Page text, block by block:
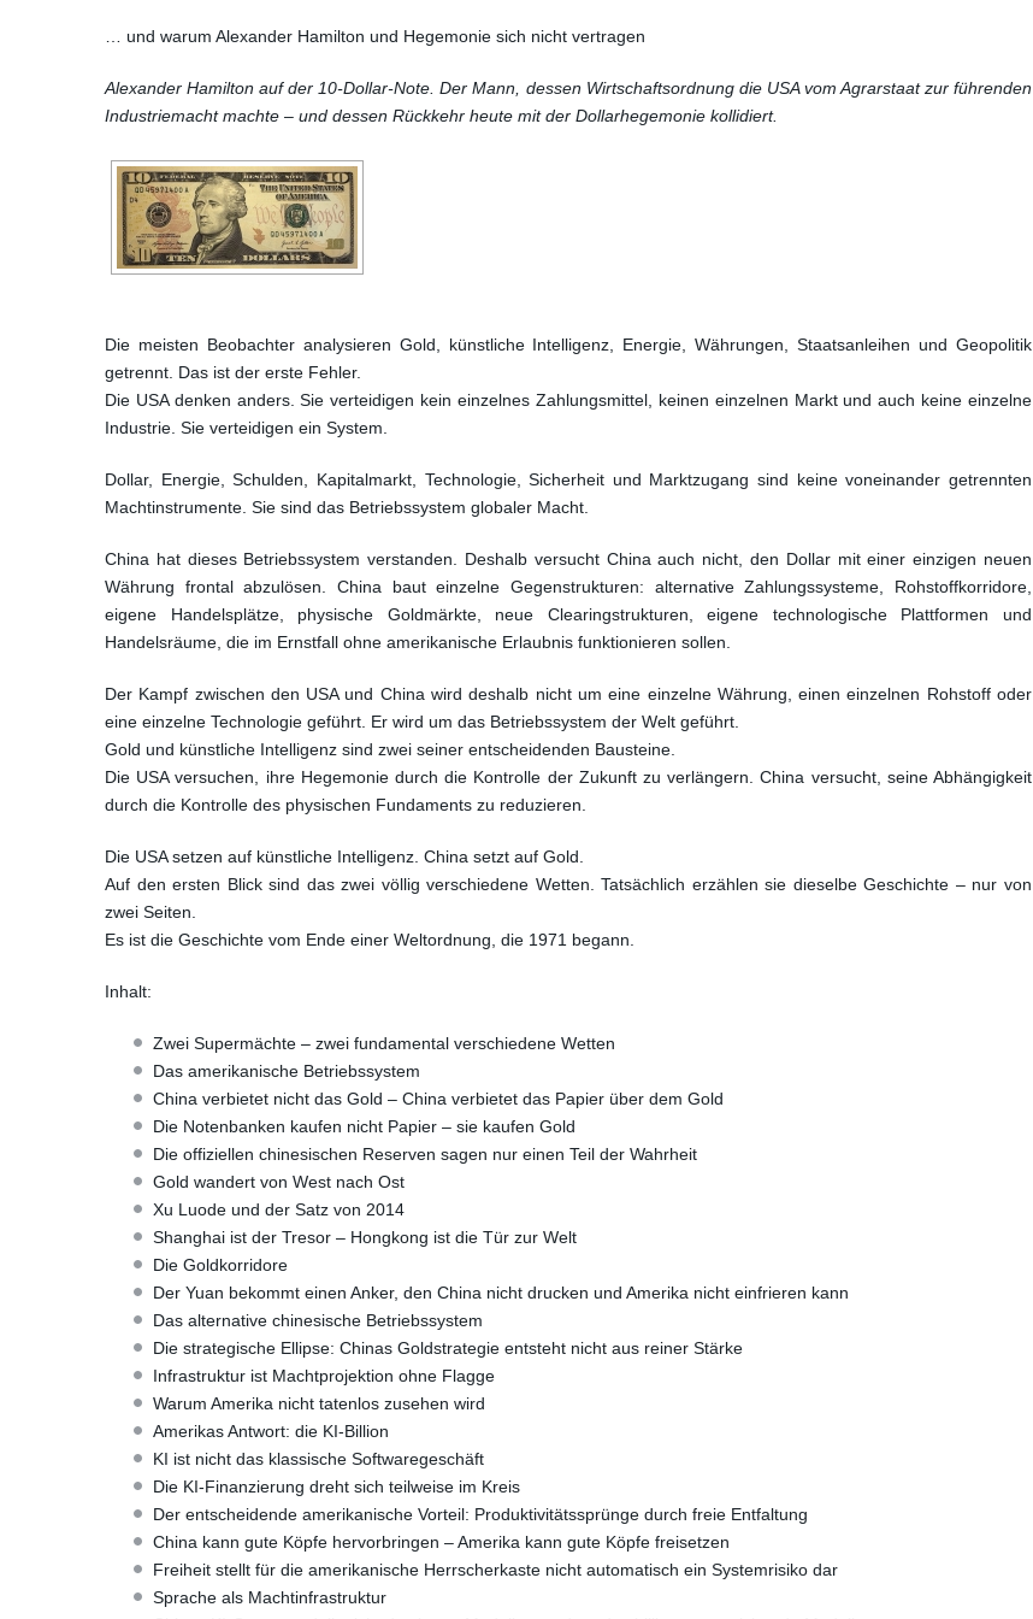
… und warum Alexander Hamilton und Hegemonie sich nicht vertragen
Alexander Hamilton auf der 10-Dollar-Note. Der Mann, dessen Wirtschaftsordnung die USA vom Agrarstaat zur führenden
Industriemacht machte – und dessen Rückkehr heute mit der Dollarhegemonie kollidiert.
Die meisten Beobachter analysieren Gold, künstliche Intelligenz, Energie, Währungen, Staatsanleihen und Geopolitik
getrennt. Das ist der erste Fehler.
Die USA denken anders. Sie verteidigen kein einzelnes Zahlungsmittel, keinen einzelnen Markt und auch keine einzelne
Industrie. Sie verteidigen ein System.
Dollar, Energie, Schulden, Kapitalmarkt, Technologie, Sicherheit und Marktzugang sind keine voneinander getrennten
Machtinstrumente. Sie sind das Betriebssystem globaler Macht.
China hat dieses Betriebssystem verstanden. Deshalb versucht China auch nicht, den Dollar mit einer einzigen neuen
Währung frontal abzulösen. China baut einzelne Gegenstrukturen: alternative Zahlungssysteme, Rohstoffkorridore,
eigene Handelsplätze, physische Goldmärkte, neue Clearingstrukturen, eigene technologische Plattformen und
Handelsräume, die im Ernstfall ohne amerikanische Erlaubnis funktionieren sollen.
Der Kampf zwischen den USA und China wird deshalb nicht um eine einzelne Währung, einen einzelnen Rohstoff oder
eine einzelne Technologie geführt. Er wird um das Betriebssystem der Welt geführt.
Gold und künstliche Intelligenz sind zwei seiner entscheidenden Bausteine.
Die USA versuchen, ihre Hegemonie durch die Kontrolle der Zukunft zu verlängern. China versucht, seine Abhängigkeit
durch die Kontrolle des physischen Fundaments zu reduzieren.
Die USA setzen auf künstliche Intelligenz. China setzt auf Gold.
Auf den ersten Blick sind das zwei völlig verschiedene Wetten. Tatsächlich erzählen sie dieselbe Geschichte – nur von
zwei Seiten.
Es ist die Geschichte vom Ende einer Weltordnung, die 1971 begann.
Inhalt:
Zwei Supermächte – zwei fundamental verschiedene Wetten
Das amerikanische Betriebssystem
China verbietet nicht das Gold – China verbietet das Papier über dem Gold
Die Notenbanken kaufen nicht Papier – sie kaufen Gold
Die offiziellen chinesischen Reserven sagen nur einen Teil der Wahrheit
Gold wandert von West nach Ost
Xu Luode und der Satz von 2014
Shanghai ist der Tresor – Hongkong ist die Tür zur Welt
Die Goldkorridore
Der Yuan bekommt einen Anker, den China nicht drucken und Amerika nicht einfrieren kann
Das alternative chinesische Betriebssystem
Die strategische Ellipse: Chinas Goldstrategie entsteht nicht aus reiner Stärke
Infrastruktur ist Machtprojektion ohne Flagge
Warum Amerika nicht tatenlos zusehen wird
Amerikas Antwort: die KI-Billion
KI ist nicht das klassische Softwaregeschäft
Die KI-Finanzierung dreht sich teilweise im Kreis
Der entscheidende amerikanische Vorteil: Produktivitätssprünge durch freie Entfaltung
China kann gute Köpfe hervorbringen – Amerika kann gute Köpfe freisetzen
Freiheit stellt für die amerikanische Herrscherkaste nicht automatisch ein Systemrisiko dar
Sprache als Machtinfrastruktur